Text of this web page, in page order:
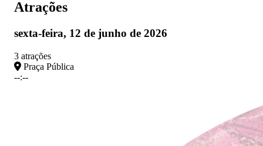
Atrações
sexta-feira, 12 de junho de 2026
3 atrações
Praça Pública
--:--